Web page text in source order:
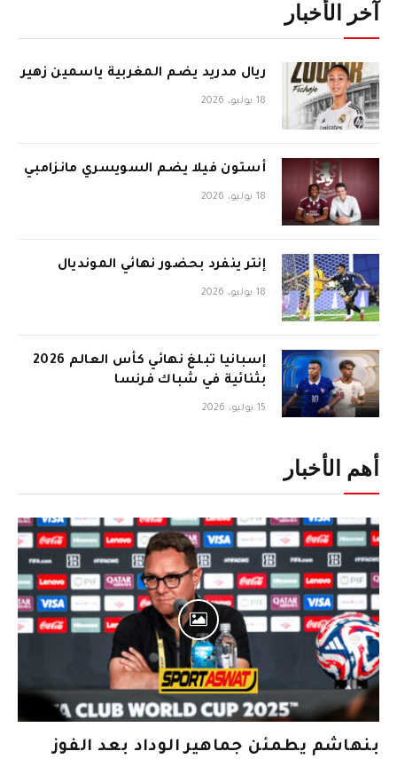
آخر الأخبار
ريال مدريد يضم المغربية ياسمين زهير
18 يوليو، 2026
أستون فيلا يضم السويسري مانزامبي
18 يوليو، 2026
إنتر ينفرد بحضور نهائي المونديال
18 يوليو، 2026
إسبانيا تبلغ نهائي كأس العالم 2026
بثنائية في شباك فرنسا
15 يوليو، 2026
أهم الأخبار
بنهاشم يطمئن جماهير الوداد بعد الفوز